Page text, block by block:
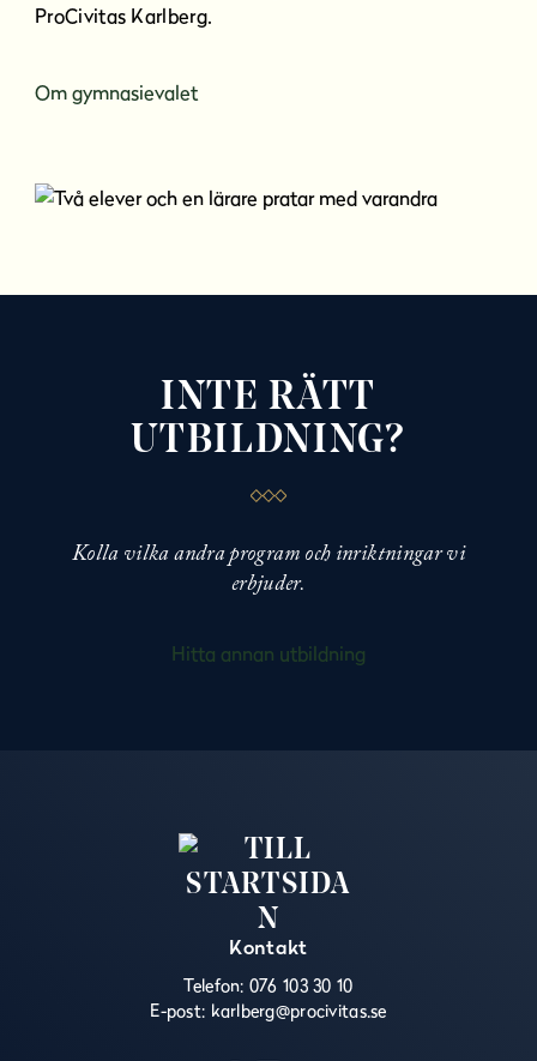
ProCivitas Karlberg.
Om gymnasievalet
INTE RÄTT
UTBILDNING?
Kolla vilka andra program och inriktningar vi
erbjuder.
Hitta annan utbildning
Kontakt
Telefon: 076 103 30 10
E-post: karlberg@procivitas.se